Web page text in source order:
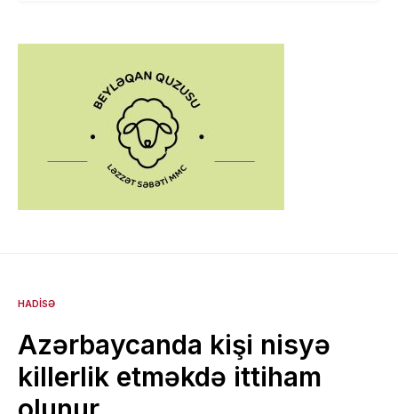
HADISƏ
Azərbaycanda kişi nisyə
killerlik etməkdə ittiham